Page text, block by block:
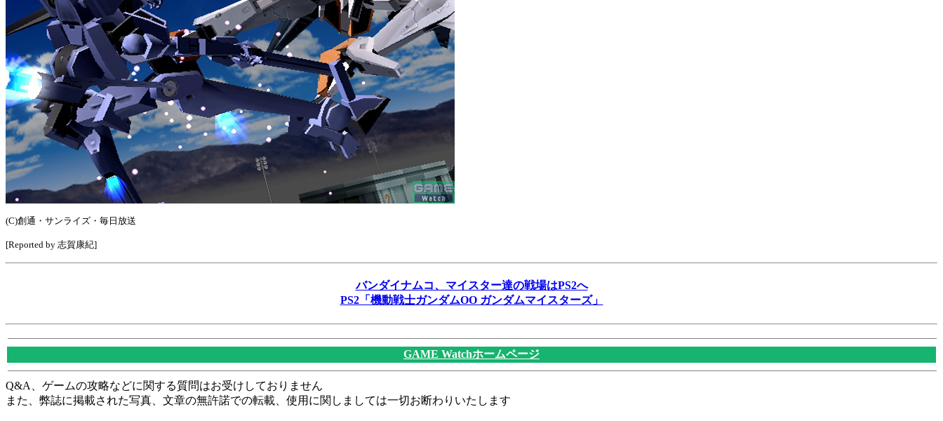
(C)創通・サンライズ・毎日放送
[Reported by 志賀康紀]
バンダイナムコ、マイスター達の戦場はPS2へ
PS2「機動戦士ガンダムOO ガンダムマイスターズ」
GAME Watchホームページ
Q&A、ゲームの攻略などに関する質問はお受けしておりません
また、弊誌に掲載された写真、文章の無許諾での転載、使用に関しましては一切お断わりいたします